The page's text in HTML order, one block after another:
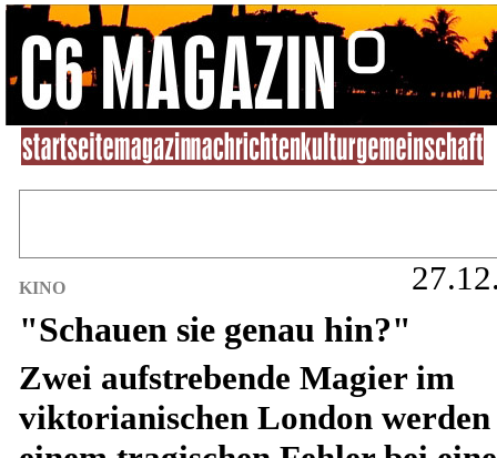
KINO
"Schauen sie genau hin?"
Zwei aufstrebende Magier im
viktorianischen London werden